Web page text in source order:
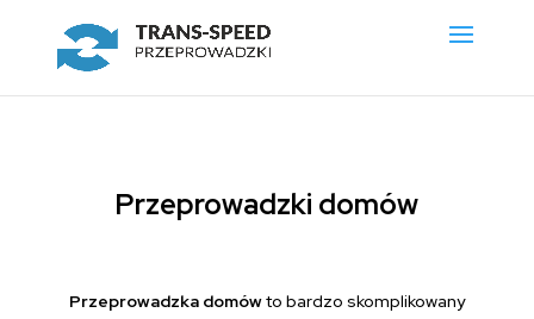
Przeprowadzki domów
Przeprowadzka domówto bardzo skomplikowany